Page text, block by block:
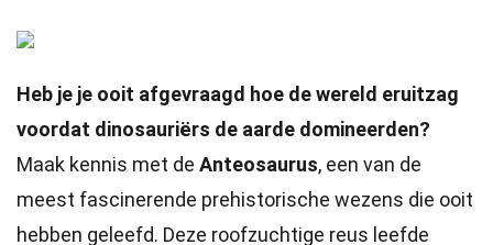
Heb je je ooit afgevraagd hoe de wereld eruitzag
voordat dinosauriërs de aarde domineerden?
Maak kennis met de Anteosaurus, een van de
meest fascinerende prehistorische wezens die ooit
hebben geleefd. Deze roofzuchtige reus leefde